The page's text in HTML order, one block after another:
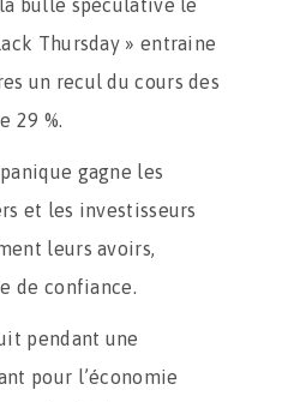
bulle spéculative le
Thursday » entraine
un recul du cours des
29 %.
gagne les
et les investisseurs
leurs avoirs,
de confiance.
pendant une
pour l’économie